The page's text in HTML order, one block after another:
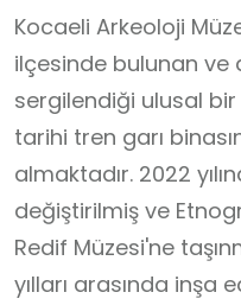
Kocaeli Arkeoloji
ilçesinde bulunan ve
sergilendiği ulusal
tarihi tren garı
almaktadır. 2022
değiştirilmiş ve
Redif Müzesi'ne
yılları arasında inşa